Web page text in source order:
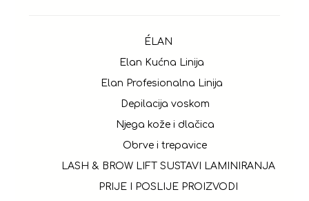
ÉLAN
Elan Kućna Linija
Elan Profesionalna Linija
Depilacija voskom
Njega kože i dlačica
Obrve i trepavice
LASH & BROW LIFT SUSTAVI LAMINIRANJA
PRIJE I POSLIJE PROIZVODI